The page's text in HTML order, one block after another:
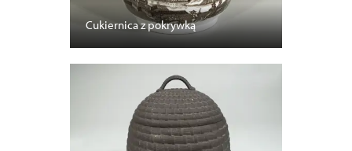
Cukiernica z pokrywką